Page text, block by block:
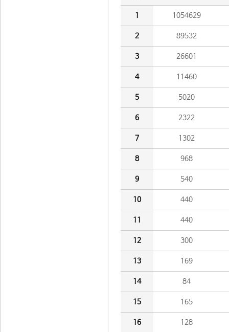
1 1054629
2 89532
3 26601
4 11460
5 5020
6 2322
7 1302
8 968
9 540
10 440
11 440
12 300
13 169
14 84
15 165
16 128